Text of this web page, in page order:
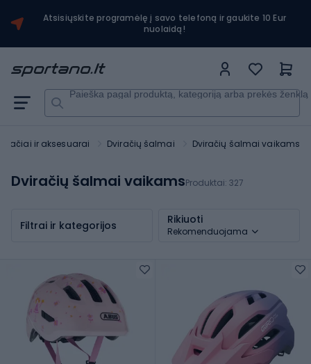
Atsisiųskite programėlę į savo telefoną ir gaukite 10 Eur
nuolaidą!
Paieška pagal produktą, kategoriją arba prekės ženklą
ir aksesuarai Dviračių šalmai Dviračių šalmai vaikams
Dviračių šalmai vaikamsProduktai: 327
Filtrai ir kategorijos Rikiuoti
Rekomenduojama